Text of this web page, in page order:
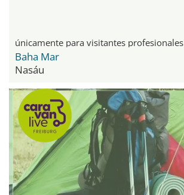
únicamente para visitantes profesionales
Baha Mar
Nasáu